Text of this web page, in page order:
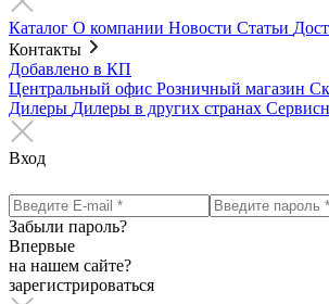
Каталог О компании Новости Статьи
Контакты
Добавлено в КП
Центральный офис Розничный магазин
Дилеры Дилеры в других странах
Вход
Забыли пароль?
Впервые
на нашем сайте?
зарегистрироваться